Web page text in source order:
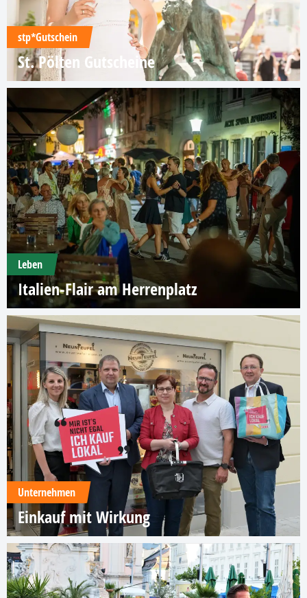
stp*Gutschein
St. Pölten Gutscheine
Leben
Italien-Flair am Herrenplatz
Unternehmen
Einkauf mit Wirkung